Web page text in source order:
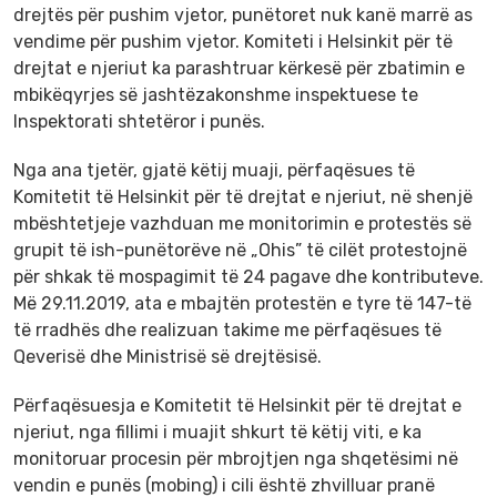
drejtës për pushim vjetor, punëtoret nuk kanë marrë as
vendime për pushim vjetor. Komiteti i Helsinkit për të
drejtat e njeriut ka parashtruar kërkesë për zbatimin e
mbikëqyrjes së jashtëzakonshme inspektuese te
Inspektorati shtetëror i punës.
Nga ana tjetër, gjatë këtij muaji, përfaqësues të
Komitetit të Helsinkit për të drejtat e njeriut, në shenjë
mbështetjeje vazhduan me monitorimin e protestës së
grupit të ish-punëtorëve në „Ohis” të cilët protestojnë
për shkak të mospagimit të 24 pagave dhe kontributeve.
Më 29.11.2019, ata e mbajtën protestën e tyre të 147-të
të rradhës dhe realizuan takime me përfaqësues të
Qeverisë dhe Ministrisë së drejtësisë.
Përfaqësuesja e Komitetit të Helsinkit për të drejtat e
njeriut, nga fillimi i muajit shkurt të këtij viti, e ka
monitoruar procesin për mbrojtjen nga shqetësimi në
vendin e punës (mobing) i cili është zhvilluar pranë